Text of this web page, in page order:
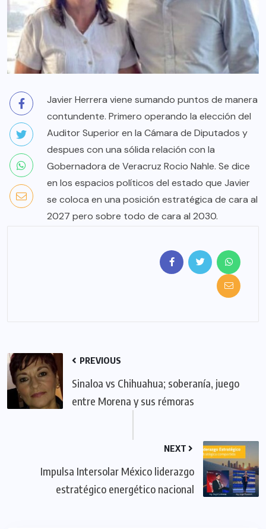
Javier Herrera viene sumando puntos de manera
contundente. Primero operando la elección del
Auditor Superior en la Cámara de Diputados y
despues con una sólida relación con la
Gobernadora de Veracruz Rocio Nahle. Se dice
en los espacios políticos del estado que Javier
se coloca en una posición estratégica de cara al
2027 pero sobre todo de cara al 2030.
PREVIOUS
Sinaloa vs Chihuahua; soberanía, juego
entre Morena y sus rémoras
NEXT
Impulsa Intersolar México liderazgo
estratégico energético nacional